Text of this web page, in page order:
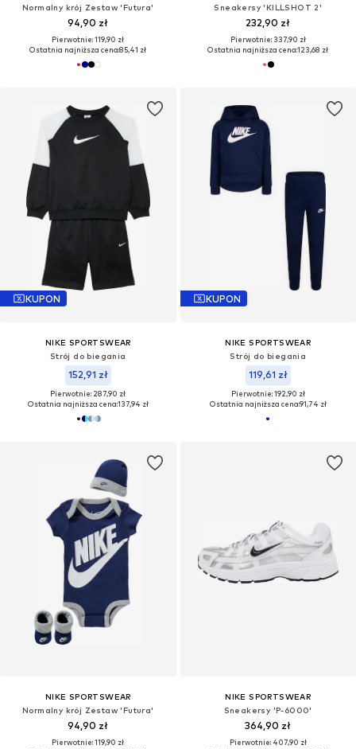
Normalny krój Zestaw 'Futura'
94,90 zł
Pierwotnie: 119,90 zł
Ostatnia najniższa cena:85,41 zł
Sneakersy 'KILLSHOT 2'
232,90 zł
Pierwotnie: 337,90 zł
Ostatnia najniższa cena:123,68 zł
KUPON
NIKE SPORTSWEAR
Strój do biegania
152,91 zł
Pierwotnie: 287,90 zł
Ostatnia najniższa cena:137,94 zł
KUPON
NIKE SPORTSWEAR
Strój do biegania
119,61 zł
Pierwotnie: 192,90 zł
Ostatnia najniższa cena:91,74 zł
NIKE SPORTSWEAR
Normalny krój Zestaw 'Futura'
94,90 zł
Pierwotnie: 119,90 zł
NIKE SPORTSWEAR
Sneakersy 'P-6000'
364,90 zł
Pierwotnie: 407,90 zł